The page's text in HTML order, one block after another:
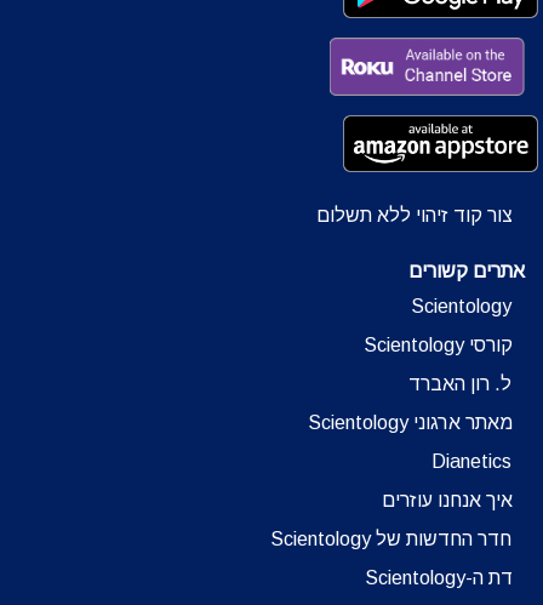
צור קוד זיהוי ללא תשלום
אתרים קשורים
Scientology
קורסי Scientology
ל. רון האברד
מאתר ארגוני Scientology
Dianetics
איך אנחנו עוזרים
חדר החדשות של Scientology
דת ה-Scientology